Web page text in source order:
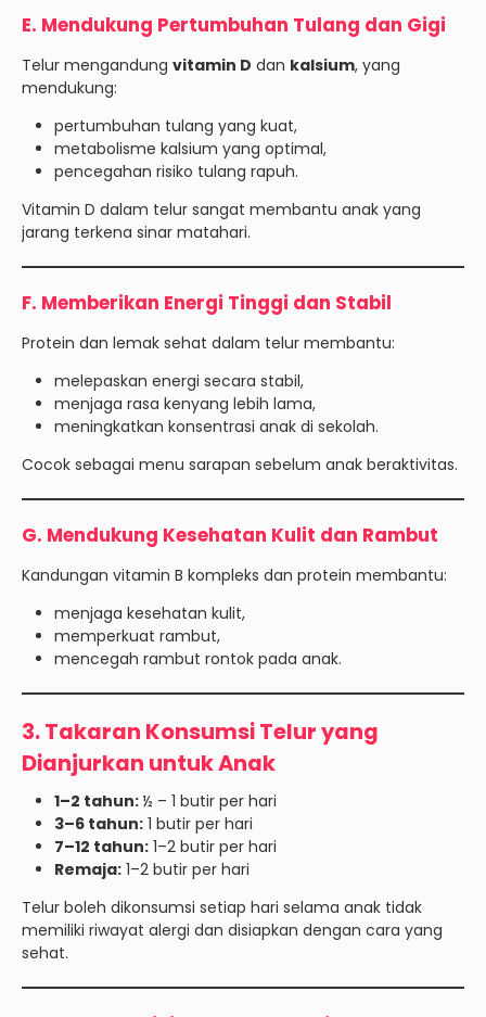
E. Mendukung Pertumbuhan Tulang dan Gigi
Telur mengandung vitamin D dan kalsium, yang
mendukung:
pertumbuhan tulang yang kuat,
metabolisme kalsium yang optimal,
pencegahan risiko tulang rapuh.
Vitamin D dalam telur sangat membantu anak yang
jarang terkena sinar matahari.
F. Memberikan Energi Tinggi dan Stabil
Protein dan lemak sehat dalam telur membantu:
melepaskan energi secara stabil,
menjaga rasa kenyang lebih lama,
meningkatkan konsentrasi anak di sekolah.
Cocok sebagai menu sarapan sebelum anak beraktivitas.
G. Mendukung Kesehatan Kulit dan Rambut
Kandungan vitamin B kompleks dan protein membantu:
menjaga kesehatan kulit,
memperkuat rambut,
mencegah rambut rontok pada anak.
3. Takaran Konsumsi Telur yang
Dianjurkan untuk Anak
1–2 tahun: ½ – 1 butir per hari
3–6 tahun: 1 butir per hari
7–12 tahun: 1–2 butir per hari
Remaja: 1–2 butir per hari
Telur boleh dikonsumsi setiap hari selama anak tidak
memiliki riwayat alergi dan disiapkan dengan cara yang
sehat.